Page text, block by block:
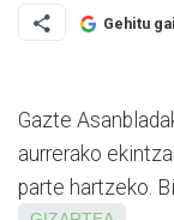
Gehitu
Gazte
aurrerako
parte hartzeko.